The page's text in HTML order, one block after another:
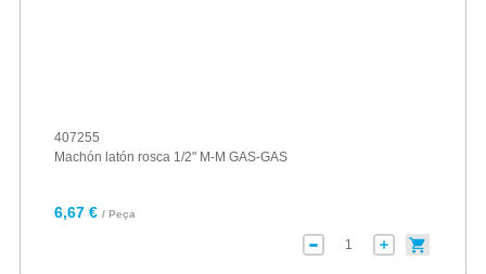
407255
Machón latón rosca 1/2" M-M GAS-GAS
6,67 € / Peça